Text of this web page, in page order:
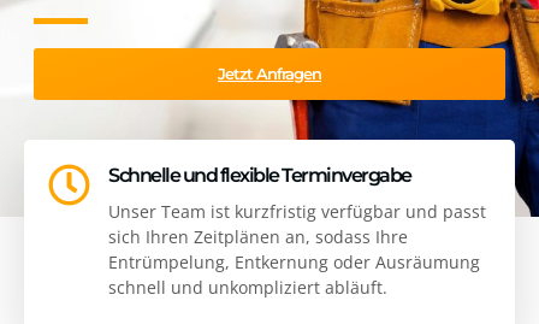
Jetzt Anfragen
HOME BERGISCH GLADBACH
Schnelle und flexible Terminvergabe
Unser Team ist kurzfristig verfügbar und passt
sich Ihren Zeitplänen an, sodass Ihre
Entrümpelung, Entkernung oder Ausräumung
schnell und unkompliziert abläuft.